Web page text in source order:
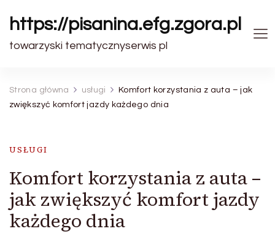
https://pisanina.efg.zgora.pl
towarzyski tematycznyserwis pl
Strona główna usługi
Komfort korzystania z auta – jak
zwiększyć komfort jazdy każdego dnia
USŁUGI
Komfort korzystania z auta –
jak zwiększyć komfort jazdy
każdego dnia